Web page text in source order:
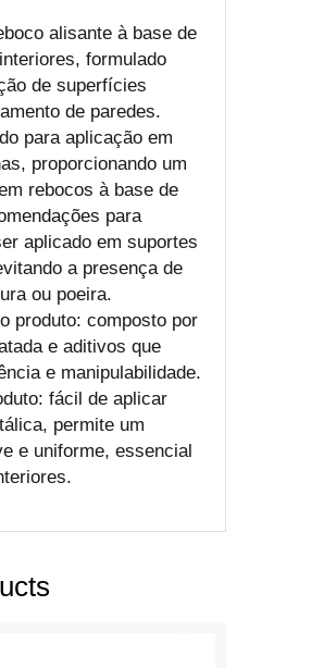
alisante à base de
formulado
de superfícies
de paredes.
para aplicação em
proporcionando um
rebocos à base de
para
aplicado em suportes
a presença de
ou poeira.
produto: composto por
e aditivos que
e manipulabilidade.
fácil de aplicar
permite um
e uniforme, essencial